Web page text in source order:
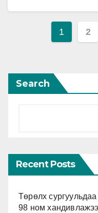
Posts
1 2
Search
Recent Posts
Төрөлх
98 ном хандивлажээ